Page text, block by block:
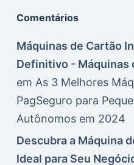
Comentários
Máquinas de Cartão
Definitivo - Máquinas
em As 3 Melhores
PagSeguro para
Autônomos em 2024
Descubra a Máquina
Ideal para Seu